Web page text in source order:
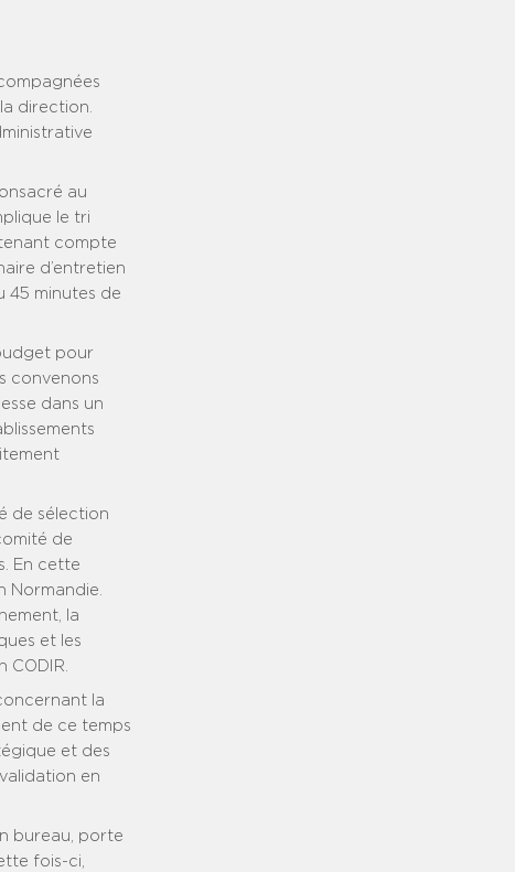
direction.
au
le tri
compte
d’entretien
45 minutes de
pour
convenons
dans un
de sélection
de
En cette
Normandie.
la
et les
CODIR.
la
de ce temps
et des
en
bureau, porte
fois-ci,